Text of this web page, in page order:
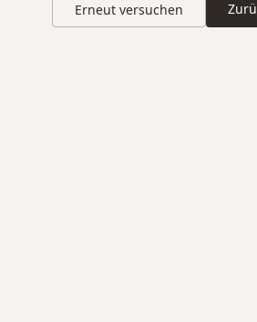
Erneut versuchen